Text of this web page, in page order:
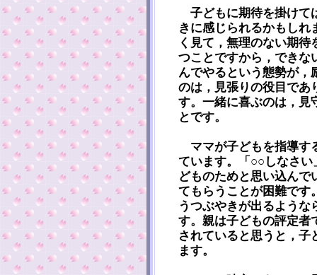
子どもに期待を掛けて
きに感じられるかもしれ
く見て，無理のない期
つことですから，できな
んでやるという態勢が，
のは，見張りの役目であ
す。一緒に喜ぶのは，見
とです。
ママが子どもを指導す
ています。「○○しなさ
どものためと思い込んで
てもらうことが困難です
うつぶやきが出るような
す。親は子どもの評定者
されていると思うと，子
ます。